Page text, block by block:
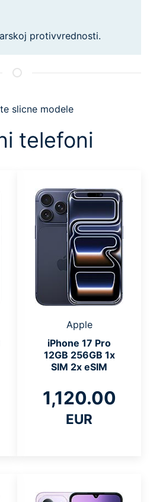
protivvrednosti.
slicne modele
telefoni
Apple
iPhone 17 Pro
12GB 256GB 1x
SIM 2x eSIM
1,120.00
EUR